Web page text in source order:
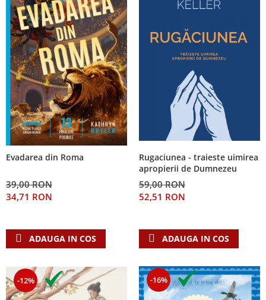
Evadarea din Roma
39,00 RON
34,71 RON
ADAUGA IN COS
Rugaciunea - traieste uimirea
apropierii de Dumnezeu
59,00 RON
52,51 RON
ADAUGA IN COS
-12% -16%